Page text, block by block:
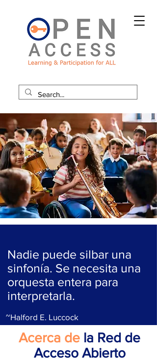
Nadie puede silbar una
sinfonía. Se necesita una
orquesta entera para
interpretarla.
~Halford E. Luccock
Acerca de la Red de
Acceso Abierto